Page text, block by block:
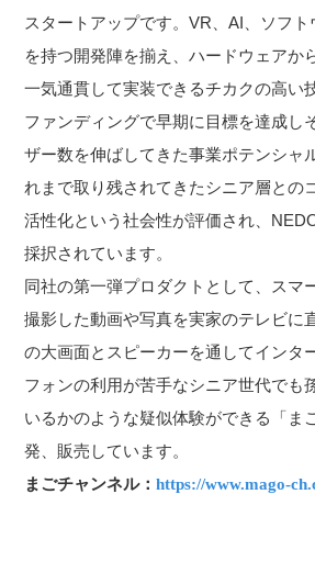
スタートアップです。VR、AI、ソフ
を持つ開発陣を揃え、ハードウェアか
一気通貫して実装できるチカクの高い
ファンディングで早期に目標を達成し
ザー数を伸ばしてきた事業ポテンシャ
れまで取り残されてきたシニア層との
活性化という社会性が評価され、
採択されています。
同社の第一弾プロダクトとして、スマ
撮影した動画や写真を実家のテレビに
の大画面とスピーカーを通してインタ
フォンの利用が苦手なシニア世代でも
いるかのような疑似体験ができる「ま
発、販売しています。
まごチャンネル：https://www.mago-